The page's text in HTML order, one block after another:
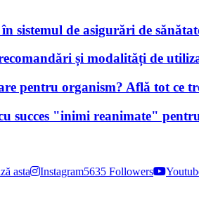
sistemul de asigurări de
și modalități de
pentru organism? Află tot ce
succes "inimi reanimate"
asta Instagram5635 Followers